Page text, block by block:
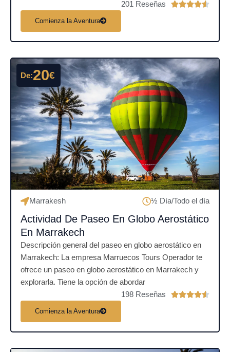
201 Reseñas 
o
4
.
d
e
5
Comienza la Aventura
De:20€
Marrakesh ½ Día/Todo el día
Actividad De Paseo En Globo Aerostático
En Marrakech
Descripción general del paseo en globo aerostático en
Marrakech: La empresa Marruecos Tours Operador te
ofrece un paseo en globo aerostático en Marrakech y
explorarla. Tiene la opción de abordar
198 Reseñas

o
Comienza la Aventura